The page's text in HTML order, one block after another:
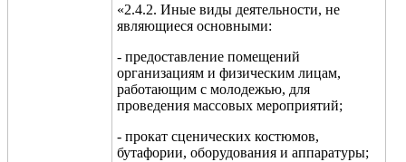
«2.4.2. Иные виды деятельности, не
являющиеся основными:
- предоставление помещений
организациям и физическим лицам,
работающим с молодежью, для
проведения массовых мероприятий;
- прокат сценических костюмов,
бутафории, оборудования и аппаратуры;